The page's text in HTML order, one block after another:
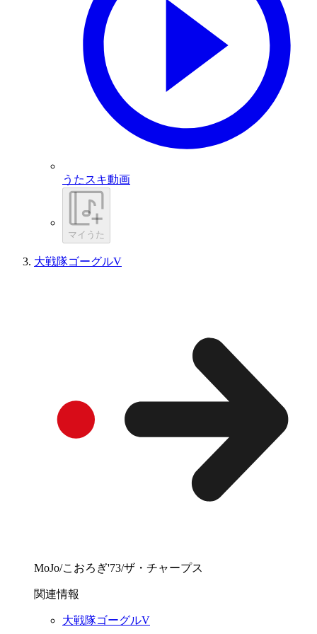
うたスキ動画
マイうた
大戦隊ゴーグルV
MoJo/こおろぎ'73/ザ・チャープス
関連情報
大戦隊ゴーグルV